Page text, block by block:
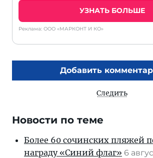
УЗНАТЬ БОЛЬШЕ
Реклама: ООО «МАРКОНТ И КО»
Добавить
Следить
Новости по теме
Более 60 сочинских пляжей
награду «Синий флаг» 6